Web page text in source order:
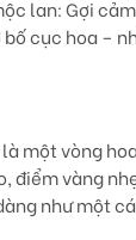
lan:Gợi
cục hoa –
là một vòng
điểm vàng
như một